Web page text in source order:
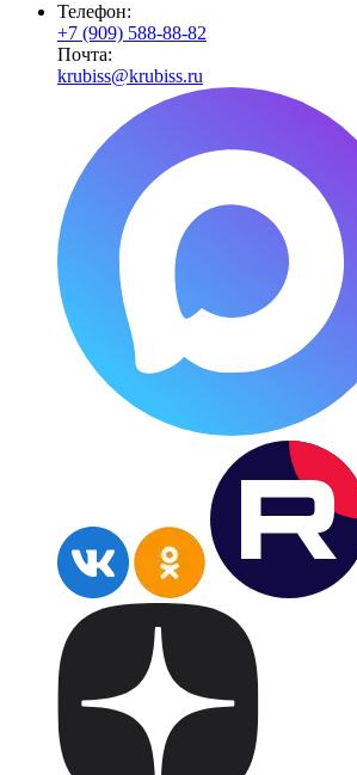
Телефон:
+7 (909) 588-88-82
Почта:
krubiss@krubiss.ru